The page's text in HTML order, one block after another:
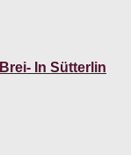
In Sütterlin